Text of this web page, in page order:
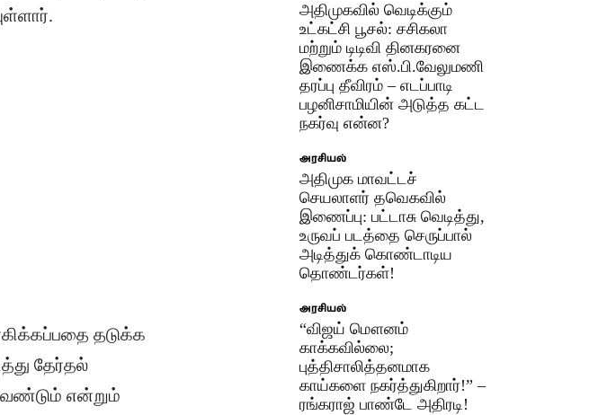
தடுக்க
தேர்தல்
என்றும்
அதிமுகவில் வெடிக்கும்
உட்கட்சி பூசல்: சசிகலா
மற்றும் டிடிவி தினகரனை
இணைக்க எஸ்.பி.வேலுமணி
தரப்பு தீவிரம் – எடப்பாடி
பழனிசாமியின் அடுத்த கட்ட
நகர்வு என்ன?
அரசியல்
அதிமுக மாவட்டச்
செயலாளர் தவெகவில்
இணைப்பு: பட்டாசு வெடித்து,
உருவப் படத்தை செருப்பால்
அடித்துக் கொண்டாடிய
தொண்டர்கள்!
அரசியல்
“விஜய் மௌனம்
காக்கவில்லை;
புத்திசாலித்தனமாக
காய்களை நகர்த்துகிறார்!” –
ரங்கராஜ் பாண்டே அதிரடி!